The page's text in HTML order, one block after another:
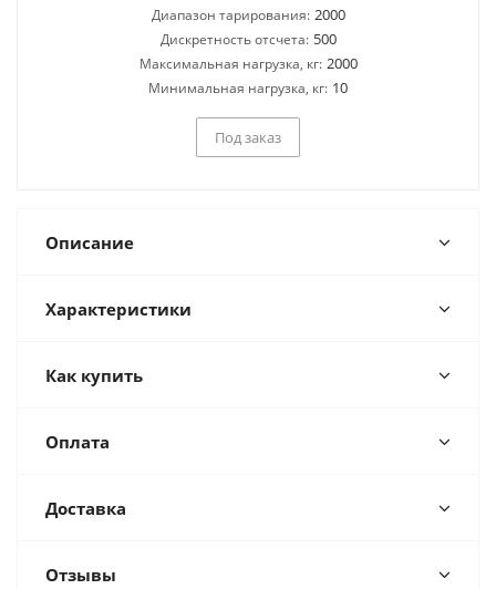
Диапазон тарирования: 2000
Дискретность отсчета: 500
Максимальная нагрузка, кг: 2000
Минимальная нагрузка, кг: 10
Под заказ
Описание
Характеристики
Как купить
Оплата
Доставка
Отзывы